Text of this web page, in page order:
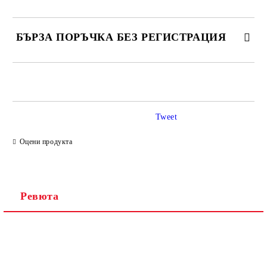
БЪРЗА ПОРЪЧКА БЕЗ РЕГИСТРАЦИЯ
Оцени продукта
Tweet
Ревюта